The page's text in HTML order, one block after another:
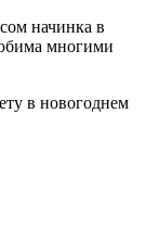
начинка в
многими
в новогоднем